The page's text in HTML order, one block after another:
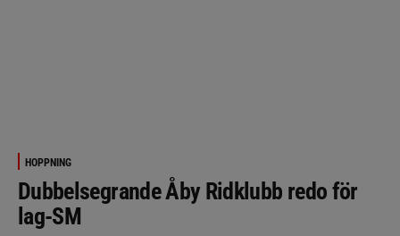
HOPPNING
Dubbelsegrande Åby Ridklubb redo för
lag-SM